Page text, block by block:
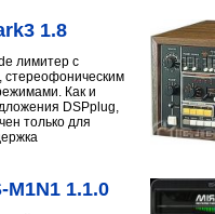
1.8
лимитер с
Как и
DSPplug,
только для
1.1.0